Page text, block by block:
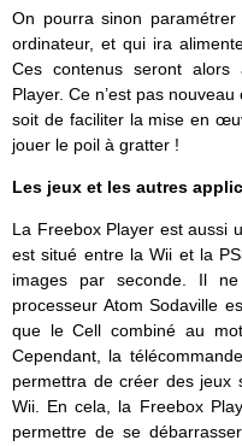
On pourra sinon paramétrer
ordinateur, et qui ira
Ces contenus seront
Player. Ce n’est pas
soit de faciliter la mise en
jouer le poil à gratter !
Les jeux et les autres
La Freebox Player est aussi
est situé entre la Wii et la
images par seconde. Il
processeur Atom Sodaville
que le Cell combiné au
Cependant, la
permettra de créer des jeux
Wii. En cela, la Freebox
permettre de se